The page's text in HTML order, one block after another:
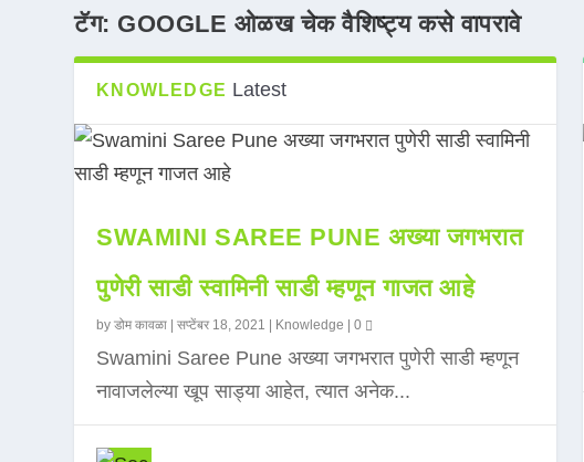
टॅग: GOOGLE ओळख चेक वैशिष्ट्य कसे वापरावे
KNOWLEDGE Latest
SWAMINI SAREE PUNE अख्या जगभरात
पुणेरी साडी स्वामिनी साडी म्हणून गाजत आहे
byडोम कावळा |सप्टेंबर 18, 2021 Knowledge |0
Swamini Saree Pune अख्या जगभरात पुणेरी साडी म्हणून
नावाजलेल्या खूप साड्या आहेत, त्यात अनेक...